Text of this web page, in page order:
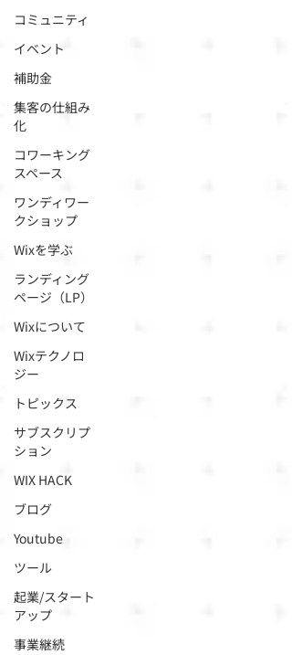
コミュニティ
イベント
補助金
集客の仕組み
化
コワーキング
スペース
ワンディワー
クショップ
Wixを学ぶ
ランディング
ページ（LP）
Wixについて
Wixテクノロ
ジー
トピックス
サブスクリプ
ション
WIX HACK
ブログ
Youtube
ツール
起業/スタート
アップ
事業継続